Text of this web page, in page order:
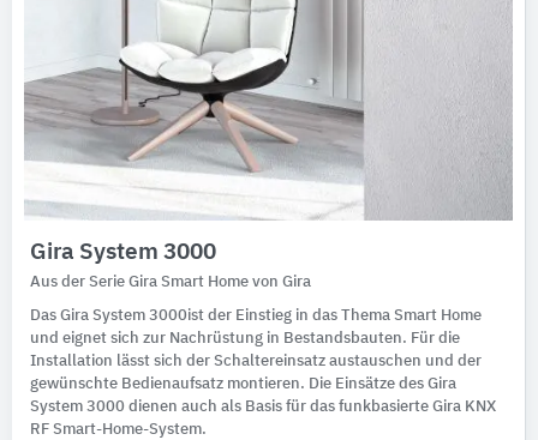
Gira System 3000
Aus der Serie Gira Smart Home von Gira
Das Gira System 3000ist der Einstieg in das Thema Smart Home
und eignet sich zur Nachrüstung in Bestandsbauten. Für die
Installation lässt sich der Schaltereinsatz austauschen und der
gewünschte Bedienaufsatz montieren. Die Einsätze des Gira
System 3000 dienen auch als Basis für das funkbasierte Gira KNX
RF Smart-Home-System.